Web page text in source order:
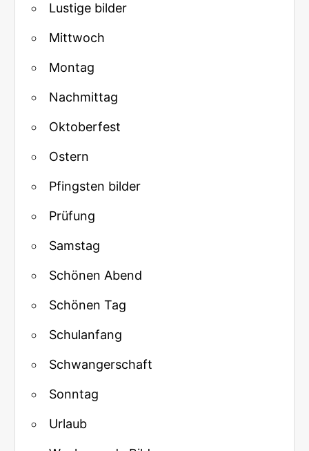
Lustige bilder
Mittwoch
Montag
Nachmittag
Oktoberfest
Ostern
Pfingsten bilder
Prüfung
Samstag
Schönen Abend
Schönen Tag
Schulanfang
Schwangerschaft
Sonntag
Urlaub